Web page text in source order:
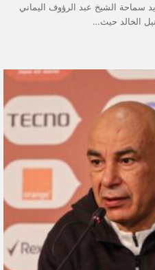
الشيخ عبد الرؤوف اليماني
الخالد حيث…